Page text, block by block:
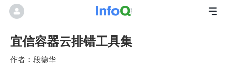
宜信容器云排错工具集
段德华